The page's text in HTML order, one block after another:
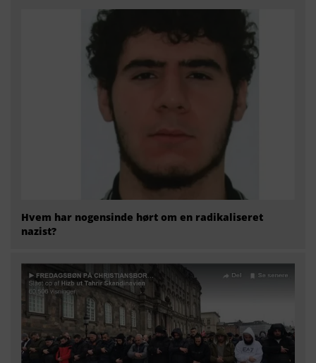
Hvem har nogensinde hørt om en radikaliseret
nazist?